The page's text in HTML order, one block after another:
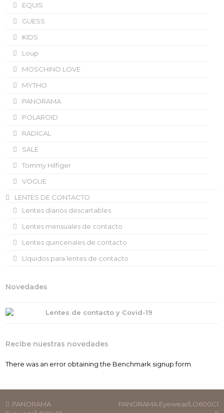
EQUIS
GUESS
KIDS
Loup
MOSCHINO LOVE
MYTHO
PANORAMA
POLAROID
RADICAL
SALE
Tommy Hilfiger
VOGUE
LENTES DE CONTACTO
Lentes diarios descartables
Lentes mensuales de contacto
Lentes quincenales de contacto
Líquidos para lentes de contacto
Novedades
Lentes de contacto y Covid-19
Recibe nuestras novedades
There was an error obtaining the Benchmark signup form.
previous
PANORAMA
next
PANORAMA Eyewear/LO600C1